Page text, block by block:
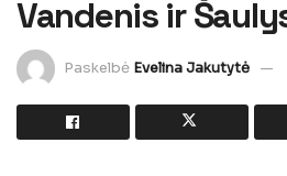
Vandenis ir
Paskelbė Evelina Jakutytė